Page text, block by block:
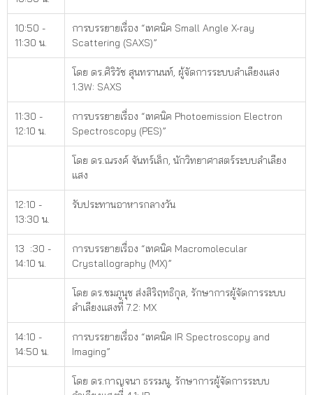
10:50 -
11:30 น.
การบรรยายเรื่อง “เทคนิค Small Angle X-ray
Scattering (SAXS)”
โดย ดร.ศิริวัช สุนทรานนท์, ผู้จัดการระบบลำเลียงแสง
1.3W: SAXS
11:30 -
12:10 น.
การบรรยายเรื่อง “เทคนิค Photoemission Electron
Spectroscopy (PES)”
โดย ดร.ณรงค์ จันทร์เล็ก, นักวิทยาศาสตร์ระบบลำเลียง
แสง
12:10 -
13:30 น.
รับประทานอาหารกลางวัน
13 :30 -
14:10 น.
การบรรยายเรื่อง “เทคนิค Macromolecular
Crystallography (MX)”
โดย ดร.ชมภูนุช ส่งสิริฤทธิกุล, รักษาการผู้จัดการระบบ
ลำเลียงแสงที่ 7.2: MX
14:10 -
14:50 น.
การบรรยายเรื่อง “เทคนิค IR Spectroscopy and
Imaging”
โดย ดร.กาญจนา ธรรมนู, รักษาการผู้จัดการระบบ